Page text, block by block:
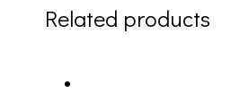
Related products